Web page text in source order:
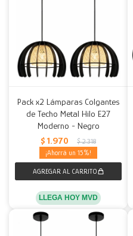
Pack x2 Lámparas Colgantes
de Techo Metal Hilo E27
Moderno - Negro
$ 1.970 $ 2.318
15
LLEGA HOY MVD